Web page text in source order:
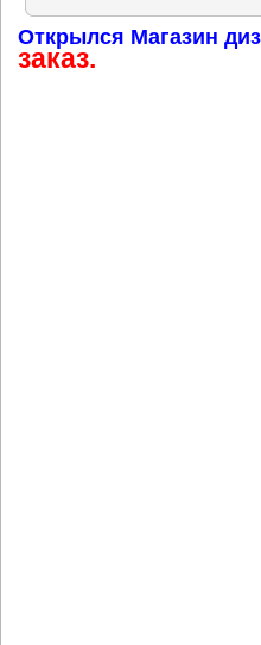
Открылся Магазин
заказ.